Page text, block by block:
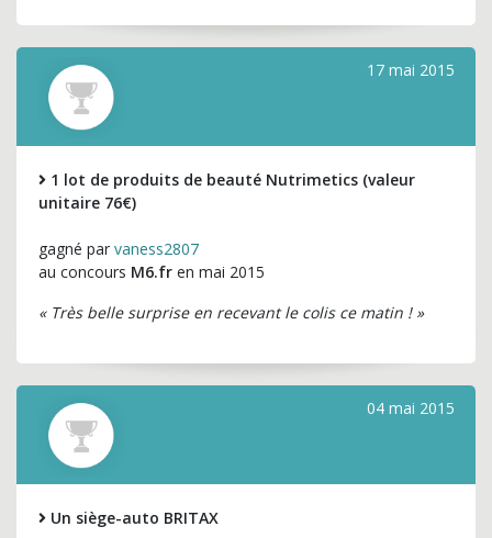
17 mai 2015
1 lot de produits de beauté Nutrimetics (valeur
unitaire 76€)
gagné par vaness2807
au concours M6.fr en mai 2015
« Très belle surprise en recevant le colis ce matin ! »
04 mai 2015
Un siège-auto BRITAX